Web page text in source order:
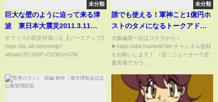
未分類
巨大な壁のように迫って来る津
波 東日本大震災2011.3.11
#shorts #short
オフィスの防災対策にも【ピースアップ】
https://px.a8.net/svt/ejp?
a8mat=3TLONP+2XZ6GI+57IK...
未分類
誰でも使える！軍神こと1億円ホ
ストのタメになるトークアドバ
イス集！【ホスト山本裕典】│ニ
ューヨーク×さらば青春の光 『#
愛のハイエナ シーズン2』毎週火
大阪編第一話はコチラから！
▶https://abe.ma/4edt7dm チャンネル登録
をお願いします！ （旧：ニューヨーク恋
愛市場アカウ...